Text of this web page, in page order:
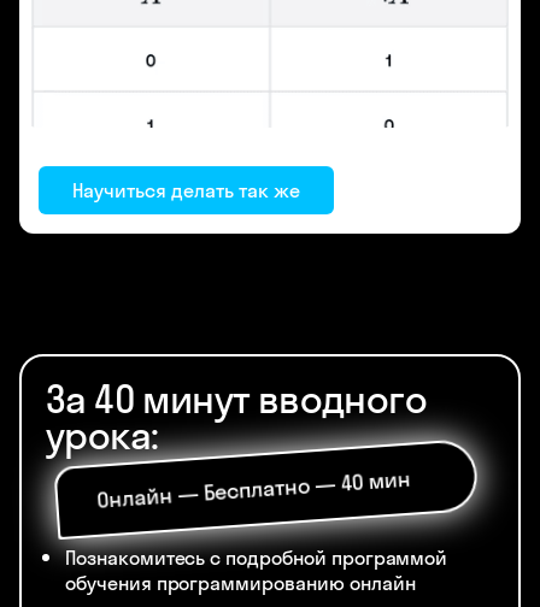
Научиться делать так же
За 40 минут вводного
урока:
Онлайн — Бесплатно — 40 мин
Познакомитесь с подробной программой
обучения программированию онлайн